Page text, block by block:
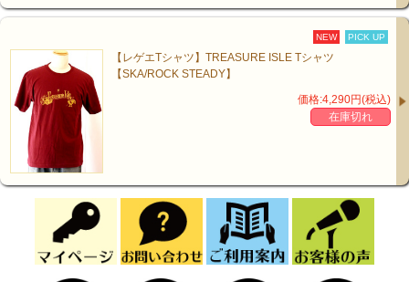
NEW PICK UP
【レゲエTシャツ】TREASURE ISLE Tシャツ
【SKA/ROCK STEADY】
価格:4,290円(税込)
在庫切れ